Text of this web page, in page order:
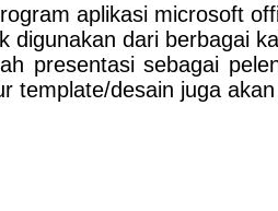
aplikasi microsoft
digunakan dari berbagai
presentasi sebagai
template/desain juga